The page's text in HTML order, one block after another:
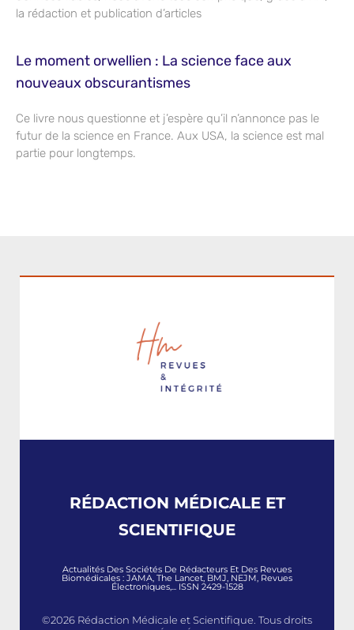
la rédaction et publication d’articles
Le moment orwellien : La science face aux
nouveaux obscurantismes
Ce livre nous questionne et j’espère qu’il n’annonce pas le
futur de la science en France. Aux USA, la science est mal
partie pour longtemps.
RÉDACTION MÉDICALE ET
SCIENTIFIQUE
Actualités Des Sociétés De Rédacteurs Et Des Revues
Biomédicales : JAMA, The Lancet, BMJ, NEJM, Revues
Électroniques,... ISSN 2429-1528
©2026 Rédaction Médicale et Scientifique. Tous droits